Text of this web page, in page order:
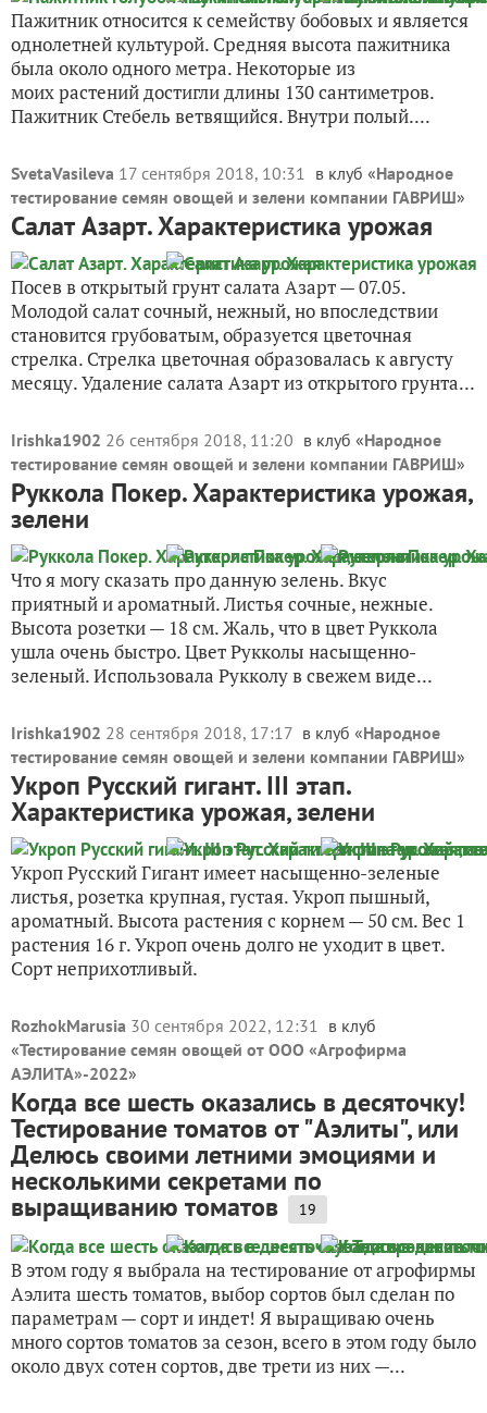
Пажитник относится к семейству бобовых и является
однолетней культурой. Средняя высота пажитника
была около одного метра. Некоторые из
моих растений достигли длины 130 сантиметров.
Пажитник Стебель ветвящийся. Внутри полый....
SvetaVasileva 17 сентября 2018, 10:31 в клуб «Народное
тестирование семян овощей и зелени компании ГАВРИШ»
Салат Азарт. Характеристика урожая
Посев в открытый грунт салата Азарт — 07.05.
Молодой салат сочный, нежный, но впоследствии
становится грубоватым, образуется цветочная
стрелка. Стрелка цветочная образовалась к августу
месяцу. Удаление салата Азарт из открытого грунта...
Irishka1902 26 сентября 2018, 11:20 в клуб «Народное
тестирование семян овощей и зелени компании ГАВРИШ»
Руккола Покер. Характеристика урожая,
зелени
Что я могу сказать про данную зелень. Вкус
приятный и ароматный. Листья сочные, нежные.
Высота розетки — 18 см. Жаль, что в цвет Руккола
ушла очень быстро. Цвет Рукколы насыщенно-
зеленый. Использовала Рукколу в свежем виде...
Irishka1902 28 сентября 2018, 17:17 в клуб «Народное
тестирование семян овощей и зелени компании ГАВРИШ»
Укроп Русский гигант. III этап.
Характеристика урожая, зелени
Укроп Русский Гигант имеет насыщенно-зеленые
листья, розетка крупная, густая. Укроп пышный,
ароматный. Высота растения с корнем — 50 см. Вес 1
растения 16 г. Укроп очень долго не уходит в цвет.
Сорт неприхотливый.
RozhokMarusia 30 сентября 2022, 12:31 в клуб
«Тестирование семян овощей от ООО «Агрофирма
АЭЛИТА»-2022»
Когда все шесть оказались в десяточку!
Тестирование томатов от "Аэлиты", или
Делюсь своими летними эмоциями и
несколькими секретами по
выращиванию томатов 19
В этом году я выбрала на тестирование от агрофирмы
Аэлита шесть томатов, выбор сортов был сделан по
параметрам — сорт и индет! Я выращиваю очень
много сортов томатов за сезон, всего в этом году было
около двух сотен сортов, две трети из них —...